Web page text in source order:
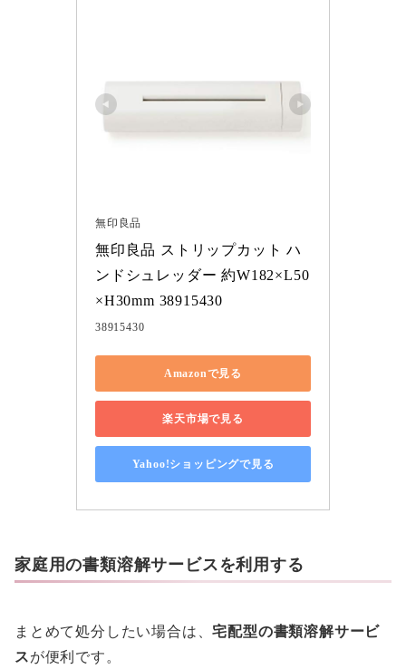
無印良品
無印良品 ストリップカット ハ
ンドシュレッダー 約W182×L50
×H30mm 38915430
38915430
Amazonで見る
楽天市場で見る
Yahoo!ショッピングで見る
家庭用の書類溶解サービスを利用する
まとめて処分したい場合は、宅配型の書類溶解サービ
スが便利です。